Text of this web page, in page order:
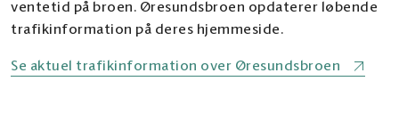
ventetid på broen. Øresundsbroen opdaterer løbende
trafikinformation på deres hjemmeside.
Se aktuel trafikinformation over Øresundsbroen